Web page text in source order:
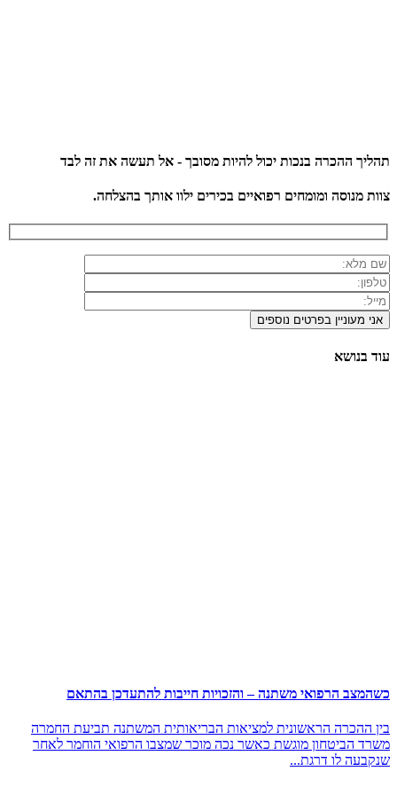
תהליך ההכרה בנכות יכול להיות מסובך - אל תעשה את זה לבד
צוות מנוסה ומומחים רפואיים בכירים ילוו אותך בהצלחה.
עוד בנושא
כשהמצב הרפואי משתנה – והזכויות חייבות להתעדכן בהתאם
בין ההכרה הראשונית למציאות הבריאותית המשתנה תביעת החמרה
משרד הביטחון מוגשת כאשר נכה מוכר שמצבו הרפואי הוחמר לאחר
שנקבעה לו דרגת...